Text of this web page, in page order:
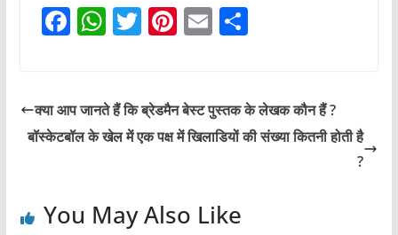
F
e
b
k
W
s
A
T
er
Pi
e
st
E
l
S
e
क्या आप जानते हैं कि ब्रेडमैन बेस्ट पुस्तक के लेखक कौन हैं ?
बॉस्केटबॉल के खेल में एक पक्ष में खिलाडियों की संख्या कितनी होती है
?
You May Also Like